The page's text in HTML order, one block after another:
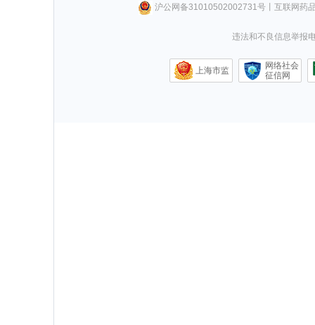
沪公网备31010502002731号丨 互联网药
违法和不良信息举报
上海市监
网络社会
征信网